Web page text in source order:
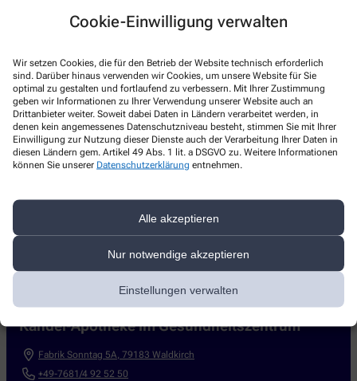
Cookie-Einwilligung verwalten
Wir setzen Cookies, die für den Betrieb der Website technisch erforderlich
sind. Darüber hinaus verwenden wir Cookies, um unsere Website für Sie
optimal zu gestalten und fortlaufend zu verbessern. Mit Ihrer Zustimmung
geben wir Informationen zu Ihrer Verwendung unserer Website auch an
Drittanbieter weiter. Soweit dabei Daten in Ländern verarbeitet werden, in
denen kein angemessenes Datenschutzniveau besteht, stimmen Sie mit Ihrer
Einwilligung zur Nutzung dieser Dienste auch der Verarbeitung Ihrer Daten in
diesen Ländern gem. Artikel 49 Abs. 1 lit. a DSGVO zu. Weitere Informationen
können Sie unserer Datenschutzerklärung entnehmen.
Alle akzeptieren
Nur notwendige akzeptieren
Einstellungen verwalten
Kandel-Apotheke im Gesundheitszentrum
Fabrik Sonntag 5A, 79183 Waldkirch
+49-7681/4 92 52 50